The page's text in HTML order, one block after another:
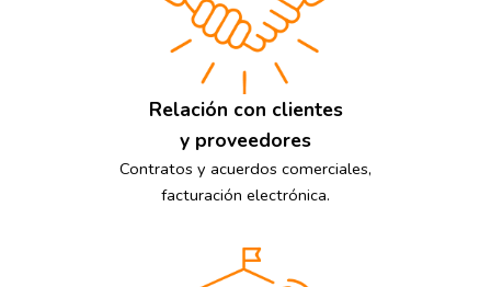
Relación con clientes
y proveedores
Contratos y acuerdos comerciales,
facturación electrónica.